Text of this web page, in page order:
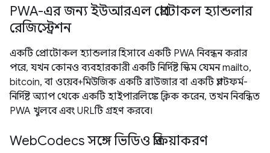
PWA-এর জন্য ইউআরএল প্রোটোকল হ্যান্ডলার
রেজিস্ট্রেশন
একটি প্রোটোকল হ্যান্ডলার হিসাবে একটি PWA নিবন্ধন করার
পরে, যখন কোনও ব্যবহারকারী একটি নির্দিষ্ট স্কিম যেমন mailto,
bitcoin, বা ওয়েব+মিউজিক একটি ব্রাউজার বা একটি প্ল্যাটফর্ম-
নির্দিষ্ট অ্যাপ থেকে একটি হাইপারলিঙ্কে ক্লিক করেন, তখন নিবন্ধিত
PWA খুলবে এবং URLটি গ্রহণ করবে।
WebCodecs সঙ্গে ভিডিও প্রক্রিয়াকরণ